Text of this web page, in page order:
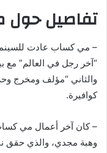
ك
و
ن
تفاصيل
– مي كساب عادت للسينما
“آخر رجل في العالم”
والثاني “مؤلف ومخرج
كوافيرة.
وهبة مجدي، والذي حقق